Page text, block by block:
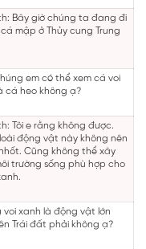
Bây giờ chúng ta đang đi
mập ở Thủy cung Trung
em có thể xem cá voi
cá heo không ạ?
Tôi e rằng không được.
động vật này không nên
Cũng không thể xây
trường sống phù hợp cho
voi xanh là động vật lớn
Trái đất phải không ạ?